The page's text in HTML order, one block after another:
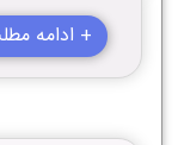
+ ادامه